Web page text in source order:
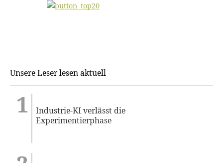
Unsere Leser lesen aktuell
Industrie-KI verlässt die
Experimentierphase